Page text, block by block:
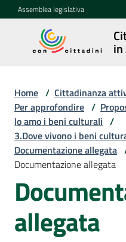
Vai al contenuto
Vai alla navigazione
Vai al footer
Assemblea legislativa
attiva in
Concittadini
Porte
aperte
in
Assemblea
Mostre
Home / Cittadinanza
Per approfondire /
Io amo i beni culturali /
3.Dove vivono i beni
Documentazione allegata
Documentazione allegata
allegata